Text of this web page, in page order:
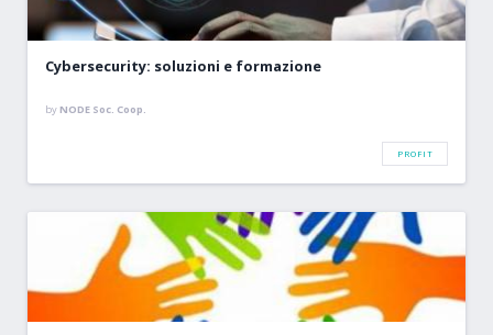
Cybersecurity: soluzioni e formazione
byNODE Soc. Coop.
PROFIT